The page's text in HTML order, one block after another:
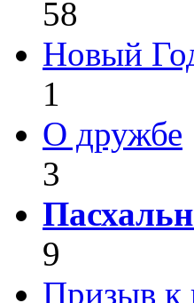
58
Новый
1
О дружбе
3
9
Призыв к